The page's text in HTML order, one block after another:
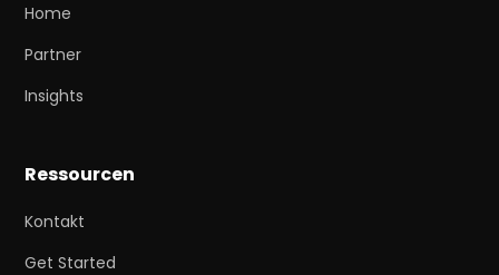
Home
Partner
Insights
Ressourcen
Kontakt
Get Started